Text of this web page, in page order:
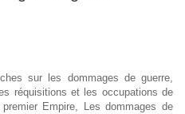
sur les dommages de guerre,
réquisitions et les occupations de
Empire, Les dommages de